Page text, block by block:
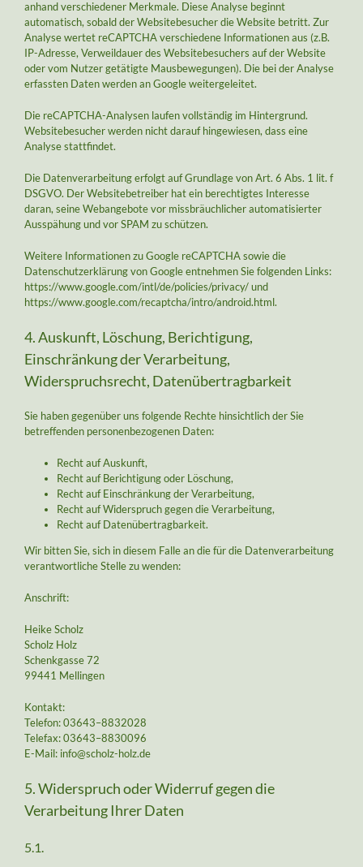
anhand verschiedener Merkmale. Diese Analyse beginnt
automatisch, sobald der Websitebesucher die Website betritt. Zur
Analyse wertet reCAPTCHA verschiedene Informationen aus (z.B.
IP-Adresse, Verweildauer des Websitebesuchers auf der Website
oder vom Nutzer getätigte Mausbewegungen). Die bei der Analyse
erfassten Daten werden an Google weitergeleitet.
Die reCAPTCHA-Analysen laufen vollständig im Hintergrund.
Websitebesucher werden nicht darauf hingewiesen, dass eine
Analyse stattfindet.
Die Datenverarbeitung erfolgt auf Grundlage von Art. 6 Abs. 1 lit. f
DSGVO. Der Websitebetreiber hat ein berechtigtes Interesse
daran, seine Webangebote vor missbräuchlicher automatisierter
Ausspähung und vor SPAM zu schützen.
Weitere Informationen zu Google reCAPTCHA sowie die
Datenschutzerklärung von Google entnehmen Sie folgenden Links:
https://www.google.com/intl/de/policies/privacy/ und
https://www.google.com/recaptcha/intro/android.html.
4. Auskunft, Löschung, Berichtigung,
Einschränkung der Verarbeitung,
Widerspruchsrecht, Datenübertragbarkeit
Sie haben gegenüber uns folgende Rechte hinsichtlich der Sie
betreffenden personenbezogenen Daten:
Recht auf Auskunft,
Recht auf Berichtigung oder Löschung,
Recht auf Einschränkung der Verarbeitung,
Recht auf Widerspruch gegen die Verarbeitung,
Recht auf Datenübertragbarkeit.
Wir bitten Sie, sich in diesem Falle an die für die Datenverarbeitung
verantwortliche Stelle zu wenden:
Anschrift:
Heike Scholz
Scholz Holz
Schenkgasse 72
99441 Mellingen
Kontakt:
Telefon: 03643–8832028
Telefax: 03643–8830096
E-Mail: info@scholz-holz.de
5. Widerspruch oder Widerruf gegen die
Verarbeitung Ihrer Daten
5.1.